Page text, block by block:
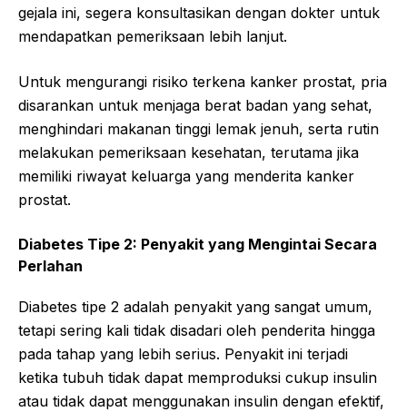
gejala ini, segera konsultasikan dengan dokter untuk
mendapatkan pemeriksaan lebih lanjut.
Untuk mengurangi risiko terkena kanker prostat, pria
disarankan untuk menjaga berat badan yang sehat,
menghindari makanan tinggi lemak jenuh, serta rutin
melakukan pemeriksaan kesehatan, terutama jika
memiliki riwayat keluarga yang menderita kanker
prostat.
Diabetes Tipe 2: Penyakit yang Mengintai Secara
Perlahan
Diabetes tipe 2 adalah penyakit yang sangat umum,
tetapi sering kali tidak disadari oleh penderita hingga
pada tahap yang lebih serius. Penyakit ini terjadi
ketika tubuh tidak dapat memproduksi cukup insulin
atau tidak dapat menggunakan insulin dengan efektif,